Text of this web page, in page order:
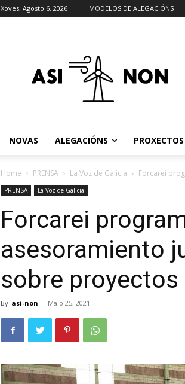
Xoves, Agosto 6, 2026 MODELOS DE ALEGACIÓNS
NOVAS ALEGACIÓNS PROXECTOS
Home PRENSA La Voz de Galicia Forcarei
PRENSA La Voz de Galicia
Forcarei
asesoramiento
sobre
By así-non - Maio 25, 2021